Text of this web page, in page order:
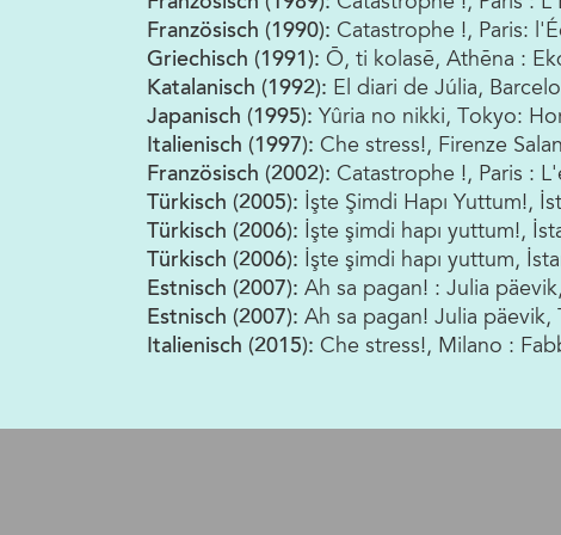
Französisch (1990): Catastrophe !, Paris:
Griechisch (1991): Ō, ti kolasē, Athēna :
Katalanisch (1992): El diari de Júlia,
Japanisch (1995): Yûria no nikki, Tokyo:
Italienisch (1997): Che stress!, Firenze
Französisch (2002): Catastrophe !, Paris :
Türkisch (2005): İşte Şimdi Hapı Yuttum!,
Türkisch (2006): İşte şimdi hapı yuttum!,
Türkisch (2006): İşte şimdi hapı yuttum,
Estnisch (2007): Ah sa pagan! : Julia
Estnisch (2007): Ah sa pagan! Julia päevik,
Italienisch (2015): Che stress!, Milano :